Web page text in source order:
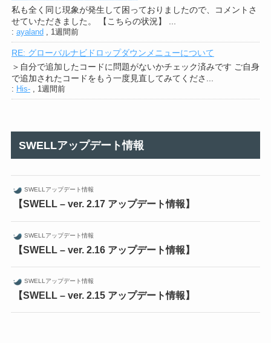
私も全く同じ現象が発生して困っておりましたので、コメントさ
せていただきました。 【こちらの状況】 ...
: ayaland , 1週間前
RE: グローバルナビドロップダウンメニューについて
＞自分で追加したコードに問題がないかチェック済みです ご自身
で追加されたコードをもう一度見直してみてくださ...
: His-, 1週間前
SWELLアップデート情報
SWELLアップデート情報
【SWELL – ver. 2.17 アップデート情報】
SWELLアップデート情報
【SWELL – ver. 2.16 アップデート情報】
SWELLアップデート情報
【SWELL – ver. 2.15 アップデート情報】